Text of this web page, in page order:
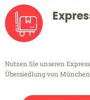
Nutzen Sie unseren
Übersiedlung von